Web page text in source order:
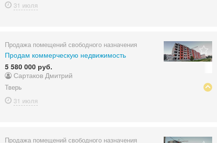
31 июля
Продажа помещений свободного назначения
Продам коммерческую недвижимость
5 580 000 руб.
Сартаков Дмитрий
Тверь
31 июля
Продажа помещений свободного назначения